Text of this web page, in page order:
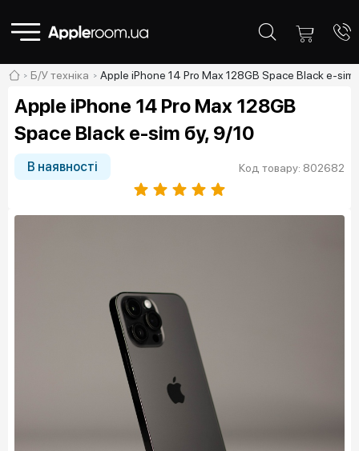
Б/У техніка Apple iPhone 14 Pro Max 128GB Space Black e-sim
Apple iPhone 14 Pro Max 128GB
Space Black e-sim бу, 9/10
В наявності Код товару: 802682